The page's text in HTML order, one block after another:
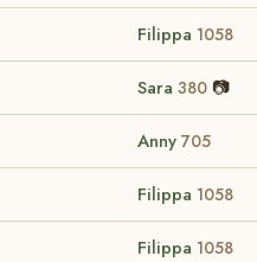
Filippa 1058
Sara 380 📷
Anny 705
Filippa 1058
Filippa 1058